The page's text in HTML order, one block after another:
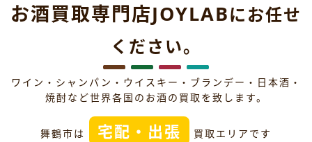
お酒買取専門店JOYLABにお任せ
ください。
ワイン・シャンパン・ウイスキー・ブランデー・日本酒・
焼酎など世界各国のお酒の買取を致します。
舞鶴市は 宅配・出張 買取エリアです